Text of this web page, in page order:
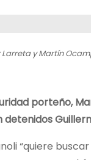
Larreta y Martín
porteño,
“quiere